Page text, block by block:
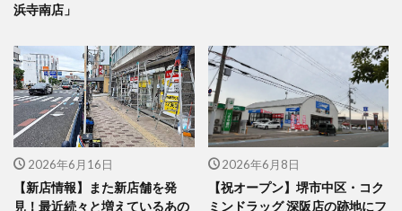
浜寺南店」
2026年6月16日
【新店情報】また新店舗を発
見！最近続々と増えているあの
2026年6月8日
【祝オープン】堺市中区・コク
ミンドラッグ 深阪店の跡地にフ